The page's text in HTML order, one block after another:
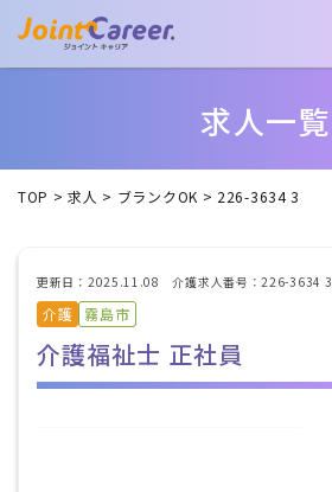
求人一覧
TOP >求人 > ブランクOK > 226-3634 3
更新日：2025.11.08 介護求人番号：226-3634 3
介護 霧島市
介護福祉士 正社員